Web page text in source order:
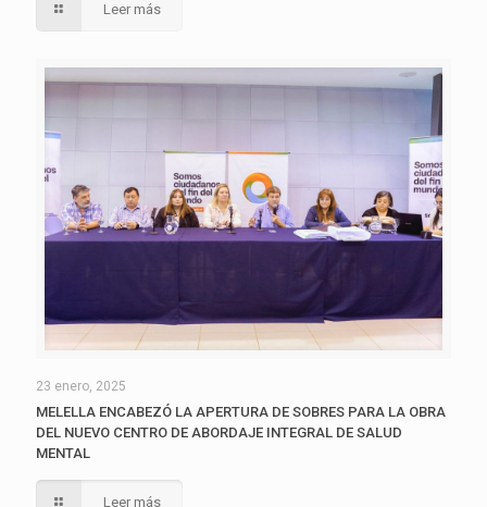
Leer más
23 enero, 2025
MELELLA ENCABEZÓ LA APERTURA DE SOBRES PARA LA OBRA
DEL NUEVO CENTRO DE ABORDAJE INTEGRAL DE SALUD
MENTAL
Leer más